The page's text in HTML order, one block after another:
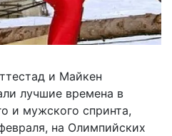
и Майкен
лучшие времена в
и мужского спринта,
на Олимпийских